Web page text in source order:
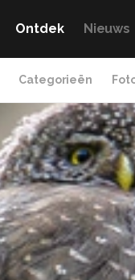
Ontdek Nieuws
Categorieën